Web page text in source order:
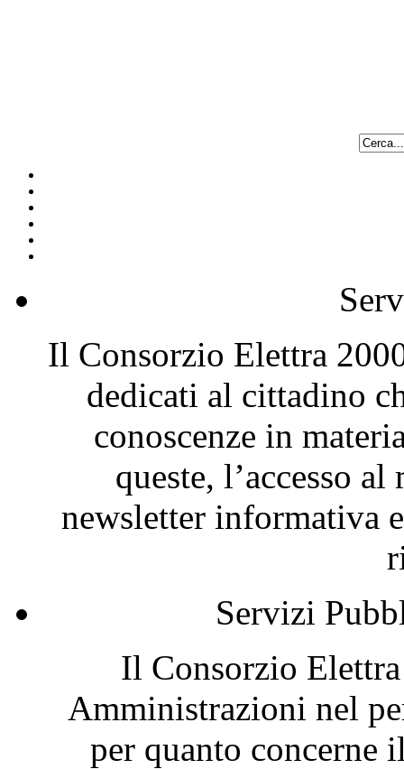
Il Consorzio Elettra
dedicati al cittadino
conoscenze in
queste, l’accesso
newsletter informativa
Servizi
Il Consorzio
Amministrazioni nel
per quanto concerne